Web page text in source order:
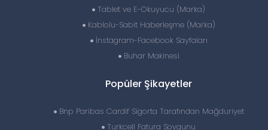
Tablet ve E-Okuyucu (Marka)
Kablolu-Sabit Haberleşme (Marka)
İnstagram-Facebook Sayfaları
Buhar Makinesi
Popüler Şikayetler
Bnp Paribas Cardif Sigorta Tarafından Mağduriyet
Turkcell Fatura Soygunu